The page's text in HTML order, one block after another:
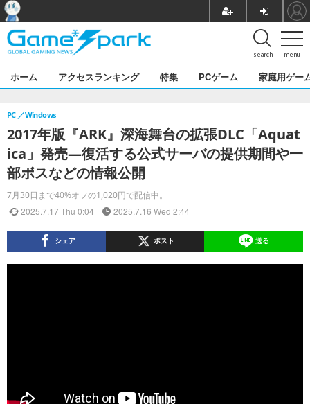
menu
search
ホーム アクセスランキング 特集 PCゲーム 家庭用ゲー
2017年版『ARK』深海舞台の拡張DLC「Aquat
ica」発売―復活する公式サーバの提供期間や一
部ボスなどの情報公開
7月30日まで40%オフの1,020円で配信中。
PC Windows
2025.7.17 Thu 0:04 2025.7.16 Wed 2:44
シェア ポスト 送る